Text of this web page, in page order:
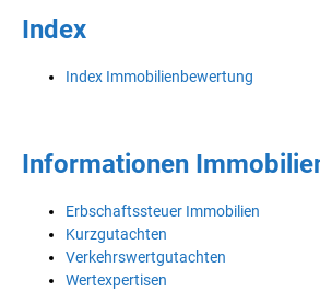
Index
Index Immobilienbewertung
Informationen
Erbschaftssteuer Immobilien
Kurzgutachten
Verkehrswertgutachten
Wertexpertisen